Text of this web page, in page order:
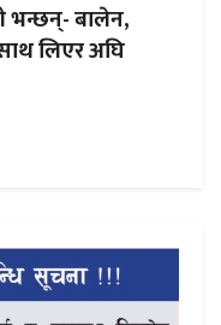
भन्छन्- बालेन,
लिएर अघि